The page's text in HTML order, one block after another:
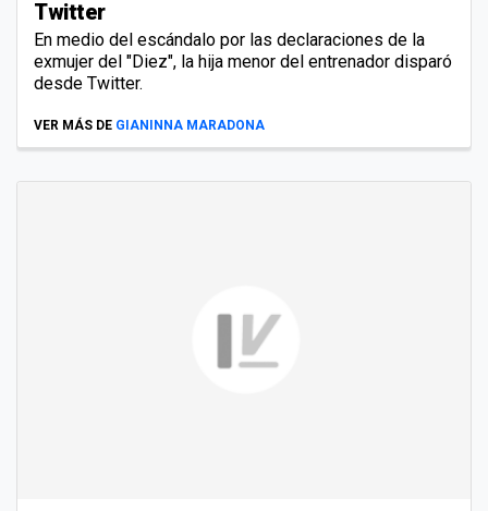
Twitter
En medio del escándalo por las declaraciones de la
exmujer del "Diez", la hija menor del entrenador disparó
desde Twitter.
VER MÁS DE GIANINNA MARADONA